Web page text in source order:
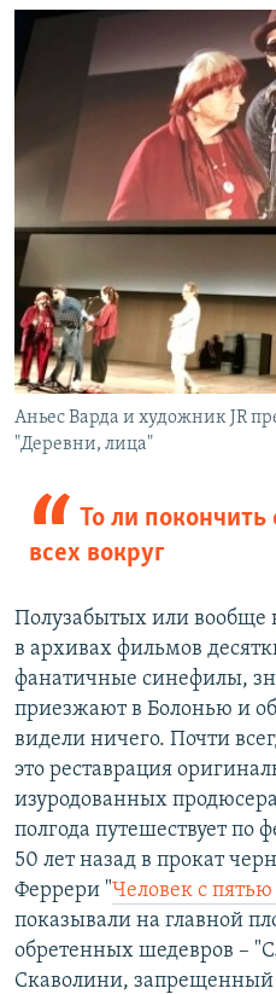
Аньес Варда и художник JR
"Деревни, лица"
То ли покончить
всех вокруг
Полузабытых или вообще
в архивах фильмов
фанатичные синефилы,
приезжают в Болонью и
видели ничего. Почти
это реставрация
изуродованных
полгода путешествует
50 лет назад в прокат
Феррери "Человек с
показывали на главной
обретенных шедевров –
Скаволини, запрещенный